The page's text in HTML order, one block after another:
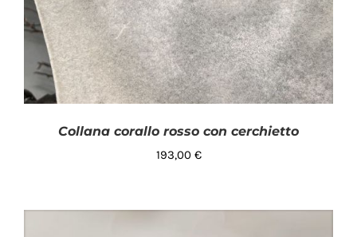
Collana corallo rosso con cerchietto
193,00 €